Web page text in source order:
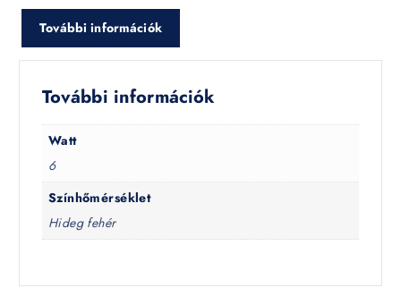
További információk
További információk
Watt
6
Színhőmérséklet
Hideg fehér